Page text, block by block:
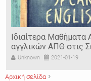
Ιδιαίτερα Μαθήματα
αγγλικών ΑΠΘ στις
Unknown 2021-01-19
Αρχική σελίδα
Panserraikos FC
Ikaroi B.C.